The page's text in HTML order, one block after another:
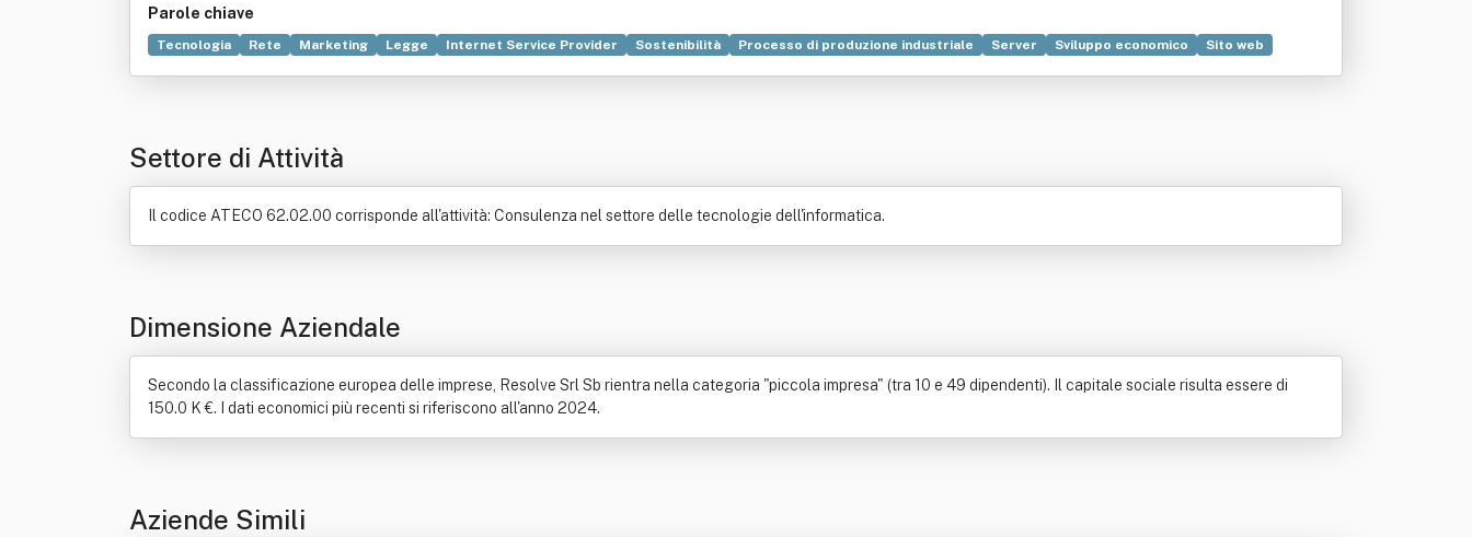
Parole chiave
Tecnologia Rete Marketing Legge Internet Service Provider Sostenibilità Processo di produzione industriale Server Sviluppo economico
Sito web
Settore di Attività
Il codice ATECO 62.02.00 corrisponde all'attività: Consulenza nel settore delle tecnologie dell'informatica.
Dimensione Aziendale
Secondo la classificazione europea delle imprese, Resolve Srl Sb rientra nella categoria "piccola impresa" (tra 10 e 49 dipendenti). Il capitale sociale risulta essere di
150.0 K €. I dati economici più recenti si riferiscono all'anno 2024.
Aziende Simili